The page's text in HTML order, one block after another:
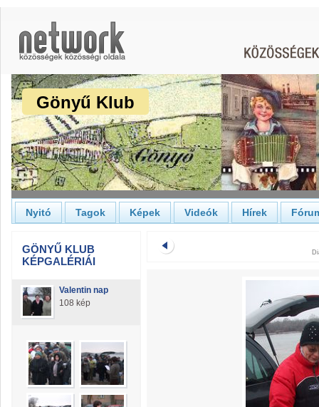
Gönyű Klub
Nyitó Tagok Képek Videók Hírek
GÖNYŰ KLUB
KÉPGALÉRIÁI
Valentin nap
108 kép